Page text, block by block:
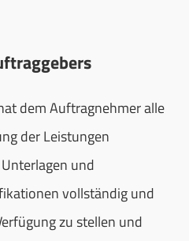
dem Auftragnehmer alle
der Leistungen
und
vollständig und
zu stellen und